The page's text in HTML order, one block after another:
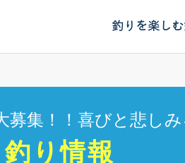
釣りを楽しむ
集！！喜びと悲しみ
釣り情報